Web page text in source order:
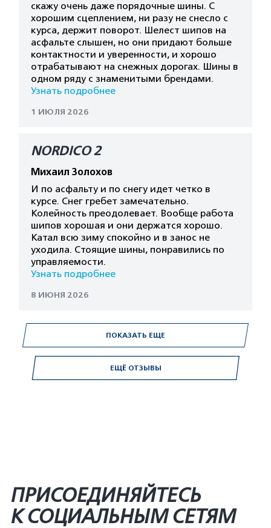
ЕЩЁ ОТЗЫВЫ
скажу очень даже порядочные шины. С
хорошим сцеплением, ни разу не снесло с
курса, держит поворот. Шелест шипов на
асфальте слышен, но они придают больше
контактности и уверенности, и хорошо
отрабатывают на снежных дорогах. Шины в
одном ряду с знаменитыми брендами.
Узнать подробнее
1 ИЮЛЯ 2026
NORDICO 2
Михаил Золохов
И по асфальту и по снегу идет четко в
курсе. Снег гребет замечательно.
Колейность преодолевает. Вообще работа
шипов хорошая и они держатся хорошо.
Катал всю зиму спокойно и в занос не
уходила. Стоящие шины, понравились по
управляемости.
Узнать подробнее
8 ИЮНЯ 2026
ПОКАЗАТЬ ЕЩЕ
ПРИСОЕДИНЯЙТЕСЬ
К СОЦИАЛЬНЫМ СЕТЯМ